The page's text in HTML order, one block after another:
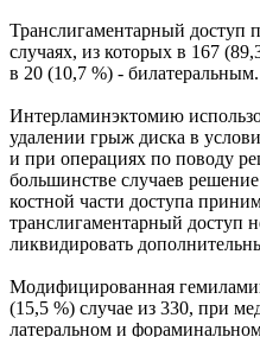
Транслигаментарный доступ
случаях, из которых в 167
в 20 (10,7 %) - билатеральным.
Интерламинэктомию
удалении грыж диска в
и при операциях по поводу
большинстве случаев
костной части доступа
транслигаментарный доступ
ликвидировать
Модифицированная
(15,5 %) случае из 330, при
латеральном и